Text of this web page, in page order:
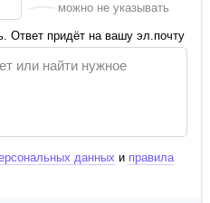
можно не указывать
Ответ придёт на вашу эл.почту
данных и правила